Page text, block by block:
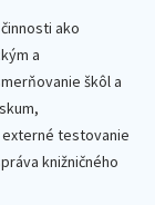
ako
a
škôl a
testovanie
knižničného